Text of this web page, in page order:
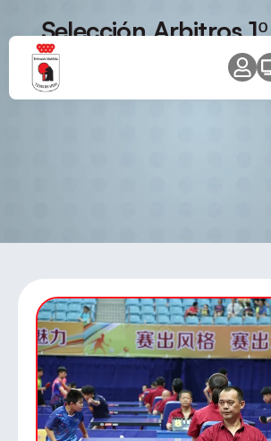
Selección Arbitros
Open Pro